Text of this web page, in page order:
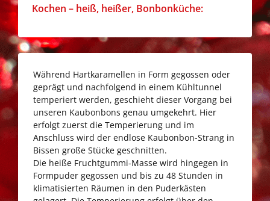
Go
Kochen
–
heißer,
Bonbonküche:
Kochen – heiß, heißer, Bonbonküche:
Während Hartkaramellen in Form gegossen oder
geprägt und nachfolgend in einem Kühltunnel
temperiert werden, geschieht dieser Vorgang bei
unseren Kaubonbons genau umgekehrt. Hier
erfolgt zuerst die Temperierung und im
Anschluss wird der endlose Kaubonbon-Strang in
Bissen große Stücke geschnitten.
Die heiße Fruchtgummi-Masse wird hingegen in
Formpuder gegossen und bis zu 48 Stunden in
klimatisierten Räumen in den Puderkästen